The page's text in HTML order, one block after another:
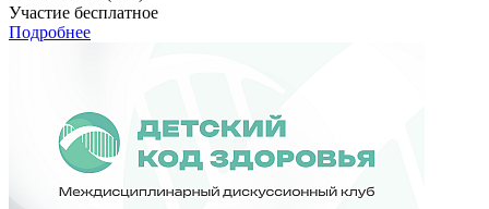
Участие бесплатное
Подробнее